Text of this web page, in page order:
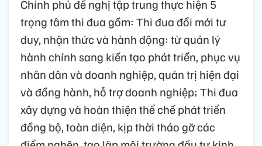
Chính phủ đề nghị tập trung thực hiện 5
trọng tâm thi đua gồm: Thi đua đổi mới tư
duy, nhận thức và hành động: từ quản lý
hành chính sang kiến tạo phát triển, phục vụ
nhân dân và doanh nghiệp, quản trị hiện đại
và đồng hành, hỗ trợ doanh nghiệp; Thi đua
xây dựng và hoàn thiện thể chế phát triển
đồng bộ, toàn diện, kịp thời tháo gỡ các